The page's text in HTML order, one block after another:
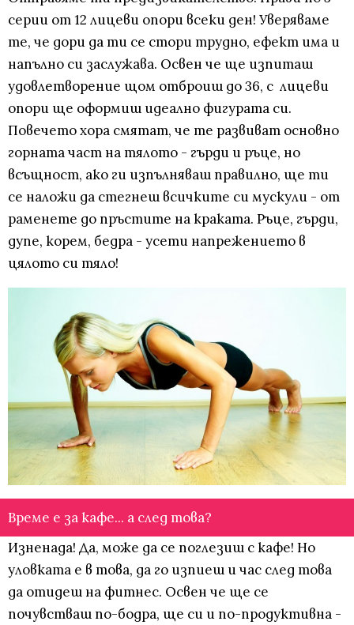
серии от 12 лицеви опори всеки ден! Уверяваме
те, че дори да ти се стори трудно, ефект има и
напълно си заслужава. Освен че ще изпиташ
удовлетворение щом отброиш до 36, с лицеви
опори ще оформиш идеално фигурата си.
Повечето хора смятат, че те развиват основно
горната част на тялото - гърди и ръце, но
всъщност, ако ги изпълняваш правилно, ще ти
се наложи да стегнеш всичките си мускули - от
раменете до пръстите на краката. Ръце, гърди,
дупе, корем, бедра - усети напрежението в
цялото си тяло!
Време е за кафе... а след това?
Изненада! Да, може да се поглезиш с кафе! Но
уловката е в това, да го изпиеш и час след това
да отидеш на фитнес. Освен че ще се
почувстваш по-бодра, ще си и по-продуктивна -